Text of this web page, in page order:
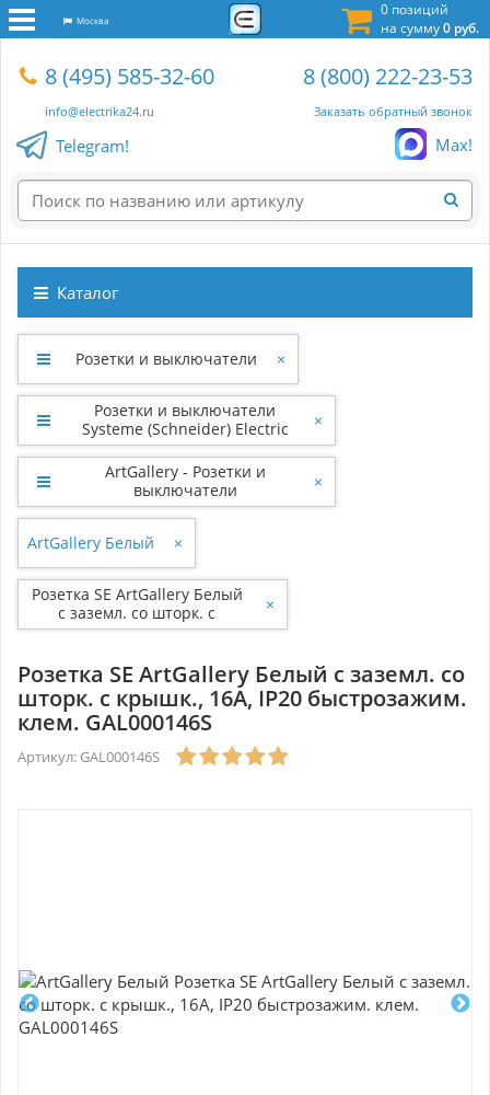
0 позиций
на сумму0 руб.
Москва
8 (495) 585-32-60
info@electrika24.ru
8 (800) 222-23-53
Заказать обратный звонок
Telegram! Max!
Каталог
Розетки и выключатели ×
Розетки и выключатели
Systeme (Schneider) Electric
×
ArtGallery - Розетки и
выключатели
×
ArtGallery Белый ×
Розетка SE ArtGallery Белый
с заземл. со шторк. с
крышк., 16А, IP20
GAL000146S
×
Розетка SE ArtGallery Белый с заземл. со
шторк. с крышк., 16А, IP20 быстрозажим.
клем. GAL000146S
Артикул: GAL000146S